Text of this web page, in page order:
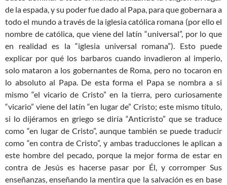
de la espada, y su poder fue dado al Papa, para que gobernara a
todo el mundo a través de la iglesia católica romana (por ello el
nombre de católica, que viene del latín “universal”, por lo que
en realidad es la “iglesia universal romana”). Esto puede
explicar por qué los barbaros cuando invadieron al imperio,
solo mataron a los gobernantes de Roma, pero no tocaron en
lo absoluto al Papa. De esta forma el Papa se nombra a si
mismo “el vicario de Cristo” en la tierra, pero curiosamente
“vicario” viene del latín “en lugar de” Cristo; este mismo título,
si lo dijéramos en griego se diría “Anticristo” que se traduce
como “en lugar de Cristo”, aunque también se puede traducir
como “en contra de Cristo”, y ambas traducciones le aplican a
este hombre del pecado, porque la mejor forma de estar en
contra de Jesús es hacerse pasar por Él, y corromper Sus
enseñanzas, enseñando la mentira que la salvación es en base